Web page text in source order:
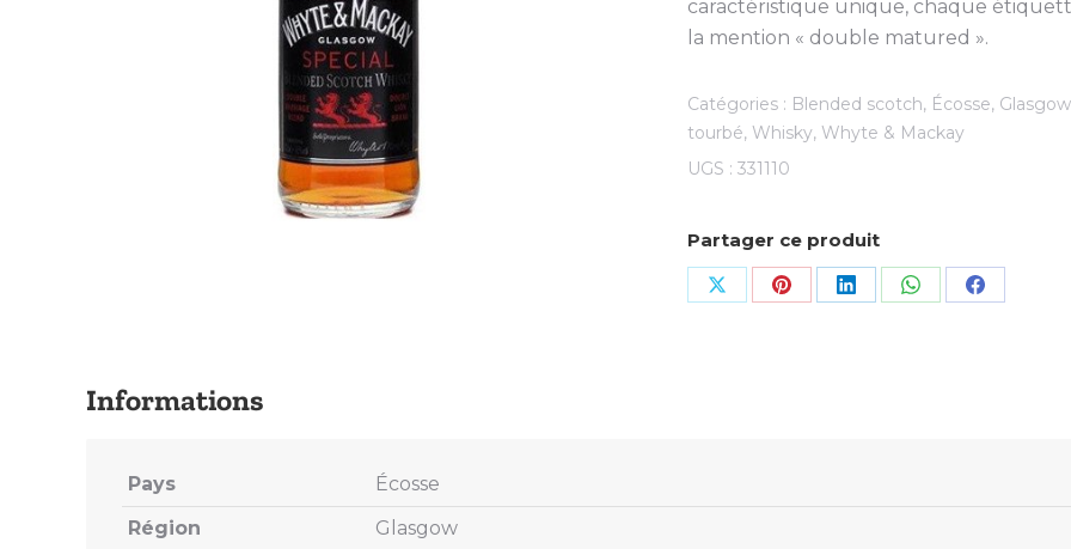
caractéristique unique, chaque
la mention « double matured ».
Catégories : Blended scotch, Écosse, Glasgow
tourbé, Whisky, Whyte & Mackay
UGS : 331110
Partager ce produit
Share Share Share Share Share
Pays
Écosse
Région
Glasgow